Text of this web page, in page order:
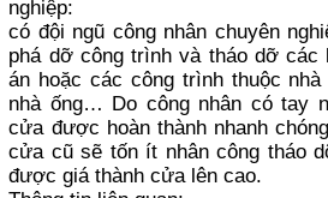
nghiệp:
có đội ngũ công nhân chuyên
phá dỡ công trình và tháo dỡ
án hoặc các công trình thuộc
nhà ống… Do công nhân có tay
cửa được hoàn thành nhanh
cửa cũ sẽ tốn ít nhân công tháo
được giá thành cửa lên cao.